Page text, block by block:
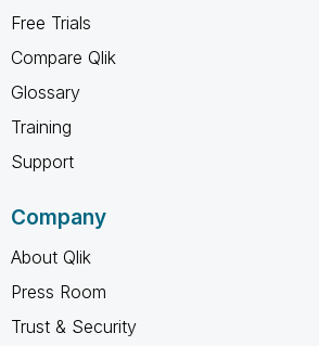
Free Trials
Compare Qlik
Glossary
Training
Support
Company
About Qlik
Press Room
Trust & Security